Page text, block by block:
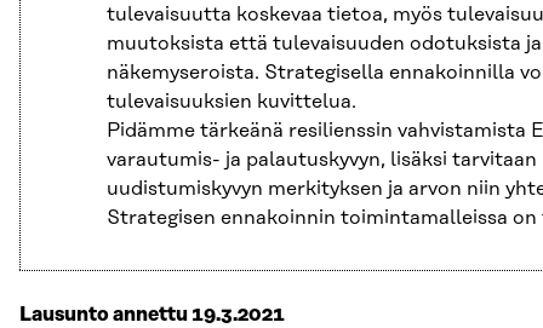
tulevaisuutta koskevaa tietoa, myös
muutoksista että tulevaisuuden odotuksista ja
näkemyseroista. Strategisella ennakoinnilla
tulevaisuuksien kuvittelua.
Pidämme tärkeänä resilienssin vahvistamista
varautumis- ja palautuskyvyn, lisäksi tarvitaan
uudistumiskyvyn merkityksen ja arvon niin
Strategisen ennakoinnin toimintamalleissa
Lausunto annettu 19.3.2021